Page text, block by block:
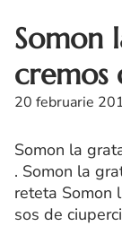
Somon
cremos
20 februarie
Somon la
. Somon la
reteta Somon
sos de